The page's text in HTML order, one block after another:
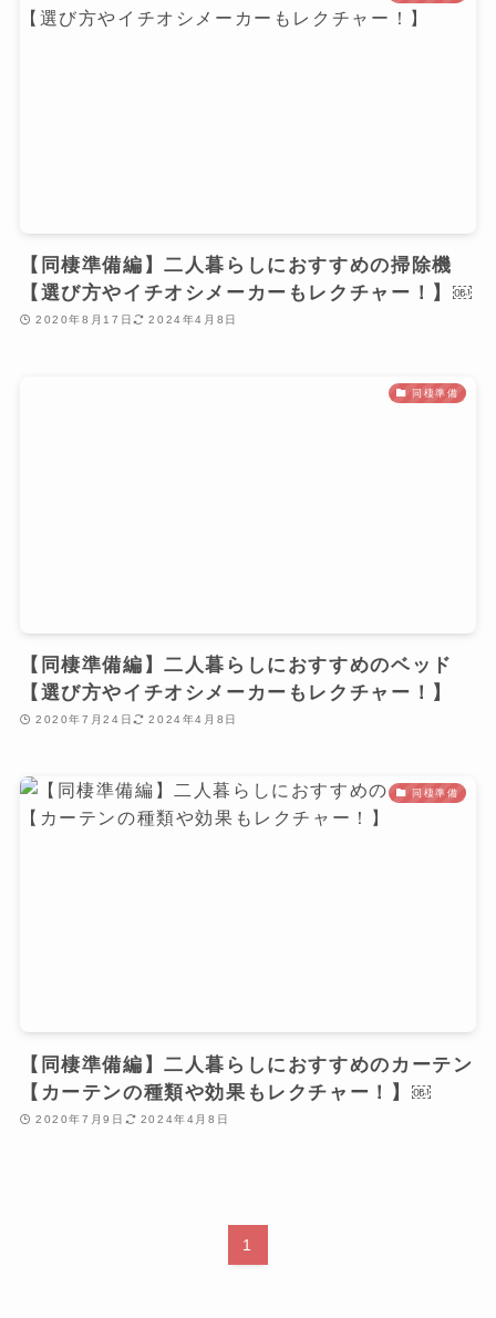
【同棲準備編】二人暮らしにおすすめの掃除機
【選び方やイチオシメーカーもレクチャー！】￼
2020年8月17日 2024年4月8日
同棲準備
【同棲準備編】二人暮らしにおすすめのベッド
【選び方やイチオシメーカーもレクチャー！】
2020年7月24日 2024年4月8日
同棲準備
【同棲準備編】二人暮らしにおすすめのカーテン
【カーテンの種類や効果もレクチャー！】￼
2020年7月9日 2024年4月8日
1